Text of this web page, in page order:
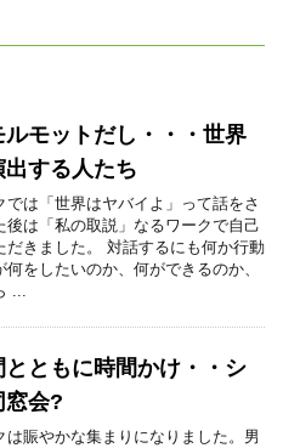
ルモットだし・・・世界
する人たち
では「世界はヤバイよ」って話をさ
後は「私の取説」なるワークで自己
だきました。 対話するにも何か行動
をしたいのか、何ができるのか、
...
とともに時間かけ・・シ
窓会?
は賑やかな集まりになりました。男